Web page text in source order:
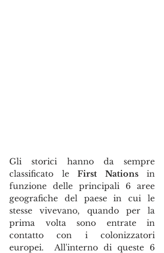
Gli storici hanno da sempre
classificato le First Nations in
funzione delle principali 6 aree
geografiche del paese in cui le
stesse vivevano, quando per la
prima volta sono entrate in
contatto con i colonizzatori
europei.  All'interno di queste 6